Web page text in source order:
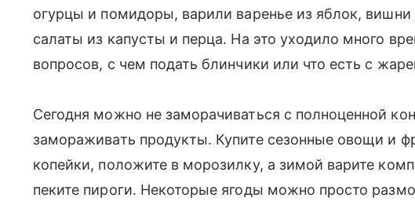
огурцы и помидоры, варили варенье из яблок,
салаты из капусты и перца. На это уходило много
вопросов, с чем подать блинчики или что есть с
Сегодня можно не заморачиваться с полноценной
замораживать продукты. Купите сезонные овощи и
копейки, положите в морозилку, а зимой варите
пеките пироги. Некоторые ягоды можно просто